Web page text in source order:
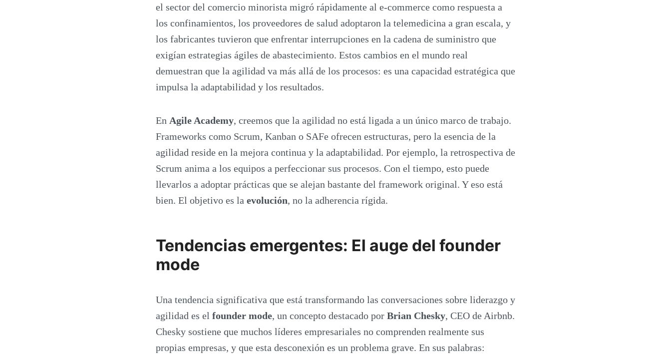
el sector del comercio minorista migró rápidamente al e-commerce como respuesta a
los confinamientos, los proveedores de salud adoptaron la telemedicina a gran escala, y
los fabricantes tuvieron que enfrentar interrupciones en la cadena de suministro que
exigían estrategias ágiles de abastecimiento. Estos cambios en el mundo real
demuestran que la agilidad va más allá de los procesos: es una capacidad estratégica que
impulsa la adaptabilidad y los resultados.
En Agile Academy, creemos que la agilidad no está ligada a un único marco de trabajo.
Frameworks como Scrum, Kanban o SAFe ofrecen estructuras, pero la esencia de la
agilidad reside en la mejora continua y la adaptabilidad. Por ejemplo, la retrospectiva de
Scrum anima a los equipos a perfeccionar sus procesos. Con el tiempo, esto puede
llevarlos a adoptar prácticas que se alejan bastante del framework original. Y eso está
bien. El objetivo es la evolución, no la adherencia rígida.
Tendencias emergentes: El auge del founder
mode
Una tendencia significativa que está transformando las conversaciones sobre liderazgo y
agilidad es el founder mode, un concepto destacado por Brian Chesky, CEO de Airbnb.
Chesky sostiene que muchos líderes empresariales no comprenden realmente sus
propias empresas, y que esta desconexión es un problema grave. En sus palabras: